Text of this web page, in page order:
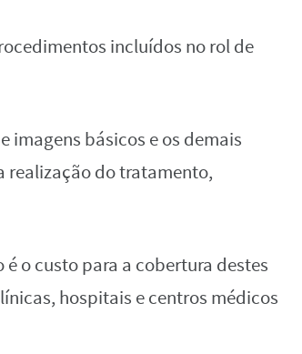
incluídos no rol de
imagens básicos e os demais
realização do tratamento,
o custo para a cobertura destes
hospitais e centros médicos